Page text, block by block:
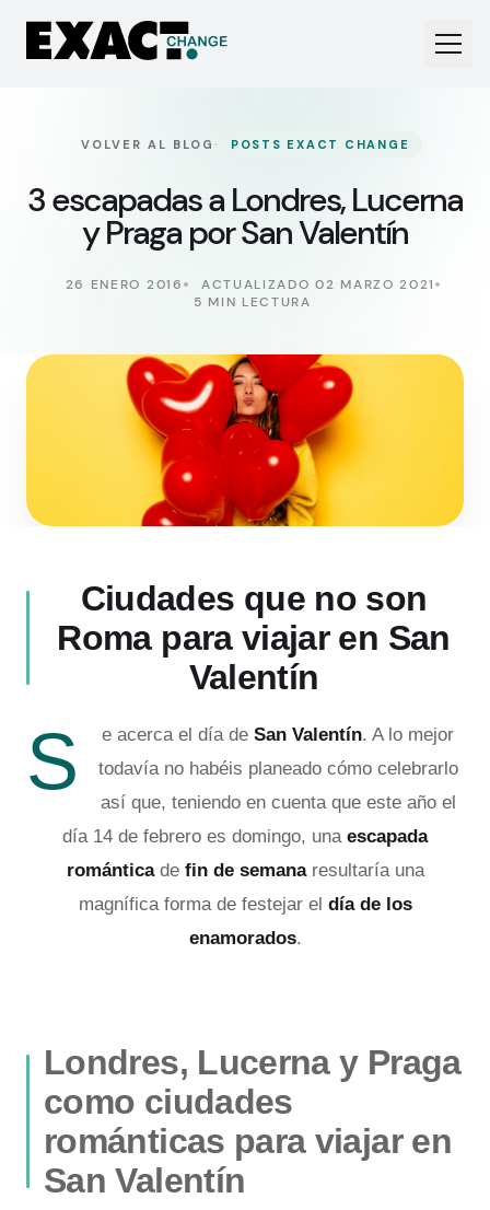
VOLVER AL BLOG · POSTS EXACT CHANGE
3 escapadas a Londres, Lucerna
y Praga por San Valentín
26 ENERO 2016
ACTUALIZADO 02 MARZO 2021
5 MIN LECTURA
Ciudades que no son
Roma para viajar en San
Valentín
S e acerca el día de San Valentín. A lo mejor
todavía no habéis planeado cómo celebrarlo
así que, teniendo en cuenta que este año el
día 14 de febrero es domingo, una escapada
románticade fin de semanaresultaría una
magnífica forma de festejar el día de los
enamorados.
Londres, Lucerna y Praga
como ciudades
románticas para viajar en
San Valentín